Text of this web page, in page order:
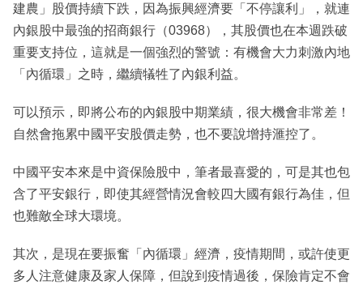
建農」股價持續下跌，因為振興經濟要「不停讓利」，就連
內銀股中最強的招商銀行（03968），其股價也在本週跌破
重要支持位，這就是一個強烈的警號：有機會大力刺激內地
「內循環」之時，繼續犠牲了內銀利益。
可以預示，即將公布的內銀股中期業績，很大機會非常差！
自然會拖累中國平安股價走勢，也不要說增持滙控了。
中國平安本來是中資保險股中，筆者最喜愛的，可是其也包
含了平安銀行，即使其經營情況會較四大國有銀行為佳，但
也難敵全球大環境。
其次，是現在要振奮「內循環」經濟，疫情期間，或許使更
多人注意健康及家人保障，但說到疫情過後，保險肯定不會